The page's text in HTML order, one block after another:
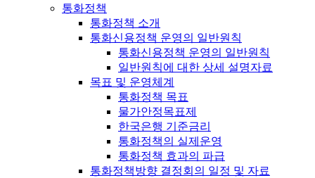
통화정책
통화정책 소개
통화신용정책 운영의 일반원칙
통화신용정책 운영의 일반원칙
일반원칙에 대한 상세 설명자료
목표 및 운영체계
통화정책 목표
물가안정목표제
한국은행 기준금리
통화정책의 실제운영
통화정책 효과의 파급
통화정책방향 결정회의 일정 및 자료